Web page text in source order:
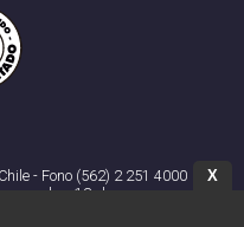
- Fono (562) 2 251 4000
13.cl
X